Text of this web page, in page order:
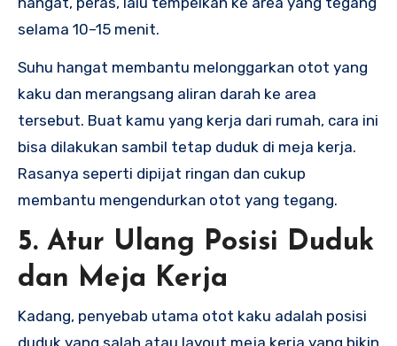
selama 10–15 menit.
Suhu hangat membantu melonggarkan otot yang
kaku dan merangsang aliran darah ke area
tersebut. Buat kamu yang kerja dari rumah, cara ini
bisa dilakukan sambil tetap duduk di meja kerja.
Rasanya seperti dipijat ringan dan cukup
membantu mengendurkan otot yang tegang.
5. Atur Ulang Posisi Duduk
dan Meja Kerja
Kadang, penyebab utama otot kaku adalah posisi